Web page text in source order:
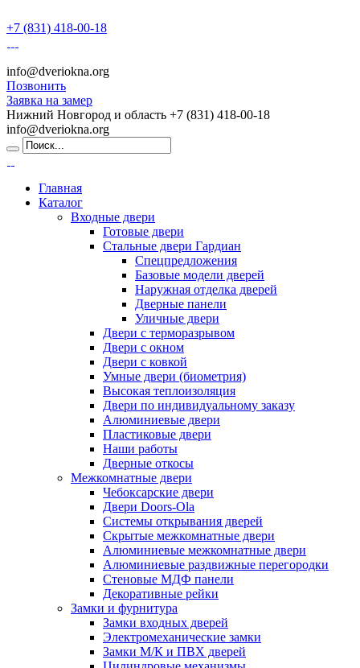
+7 (831) 418-00-18
info@dveriokna.org
Позвонить
Заявка на замер
Нижний Новгород и область +7 (831) 418-00-18
info@dveriokna.org
Главная
Каталог
Входные двери
Готовые двери
Стальные двери Гардиан
Спецпредложения
Базовые модели дверей
Наружная отделка дверей
Дверные панели
Уличные двери
Двери с терморазрывом
Двери с окном
Двери с ковкой
Умные двери (биометрия)
Высокая теплоизоляция
Двери по индивидуальному заказу
Алюминиевые двери
Пластиковые двери
Наши работы
Дверные откосы
Межкомнатные двери
Чебоксарские двери
Двери Doors-Ola
Системы открывания дверей
Скрытые межкомнатные двери
Алюминиевые межкомнатные двери
Алюминиевые раздвижные перегородки
Стеновые МДФ панели
Декоративные рейки
Замки и фурнитура
Замки входных дверей
Электромеханические замки
Замки М/К и ПВХ дверей